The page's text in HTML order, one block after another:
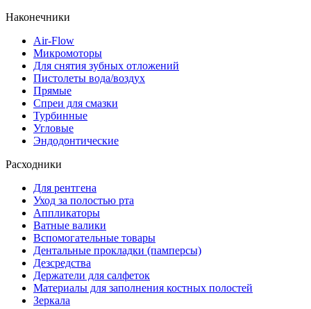
Наконечники
Air-Flow
Микромоторы
Для снятия зубных отложений
Пистолеты вода/воздух
Прямые
Спреи для смазки
Турбинные
Угловые
Эндодонтические
Расходники
Для рентгена
Уход за полостью рта
Аппликаторы
Ватные валики
Вспомогательные товары
Дентальные прокладки (памперсы)
Дезсредства
Держатели для салфеток
Материалы для заполнения костных полостей
Зеркала